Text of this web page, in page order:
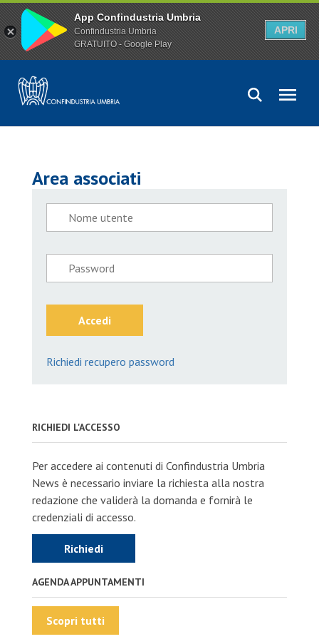
Area associati
Accedi
Richiedi recupero password
RICHIEDI L'ACCESSO
Per accedere ai contenuti di Confindustria Umbria
News è necessario inviare la richiesta alla nostra
redazione che validerà la domanda e fornirà le
credenziali di accesso.
Richiedi
AGENDA APPUNTAMENTI
Scopri tutti
App Confindustria Umbria
Confindustria Umbria
GRATUITO - Google Play
APRI